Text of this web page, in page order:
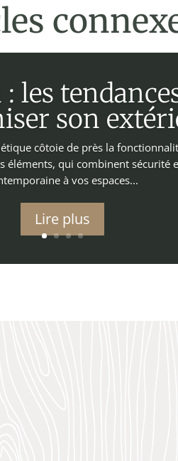
les
son
côtoie de près la
éléments, qui combinent sécurité
à vos espaces...
Lire plus